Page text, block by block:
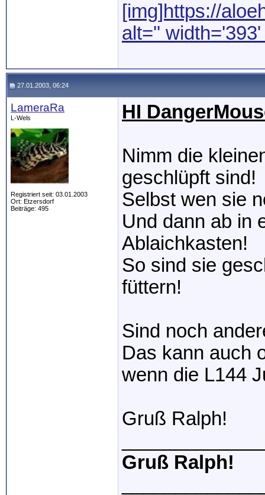
[img]https://
alt=''
27.01.2003, 06:24
LameraRa
L-Wels
Registriert seit: 03.01.2003
Ort: Etzersdorf
Beiträge: 495
HI
Nimm die
geschlüpft sind!
Selbst wen sie
Und dann ab in
Ablaichkasten!
So sind sie
füttern!
Sind noch
Das kann auch
wenn die L144
Gruß Ralph!
Gruß Ralph!